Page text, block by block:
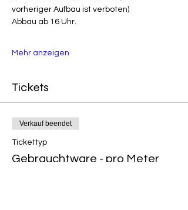
vorheriger Aufbau ist verboten)
Abbau ab 16 Uhr.
Mehr anzeigen
Tickets
Verkauf beendet
Tickettyp
Gebrauchtware - pro Meter